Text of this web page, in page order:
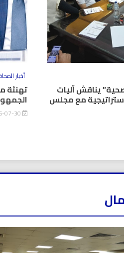
يناقش آليات
مع مجلس
أخبار
تهنئة